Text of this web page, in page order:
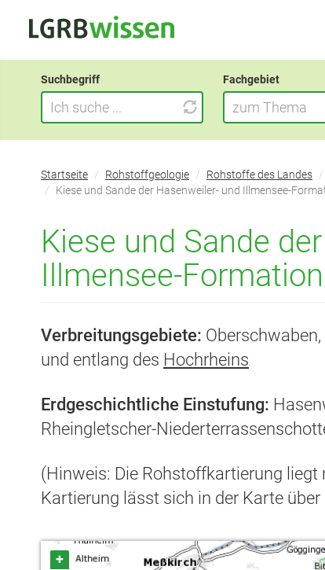
Suchbegriff Fachgebiet
zum Thema
befinden
Startseite Rohstoffgeologie Rohstoffe des Landes
Kiese und Sande der Hasenweiler- und Illmensee-
Kiese und Sande
Illmensee-
Verbreitungsgebiete:
und entlang des Hochrheins
Erdgeschichtliche Einstufung:
Rheingletscher-
(Hinweis: Die Rohstoffkartierung
Kartierung lässt sich in der Karte
+